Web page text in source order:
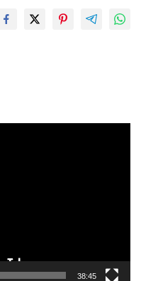
38:45